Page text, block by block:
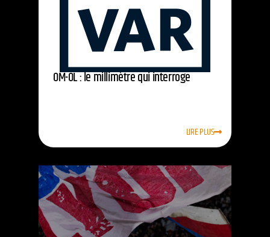
OM-OL : le millimètre qui interroge
LIRE PLUS